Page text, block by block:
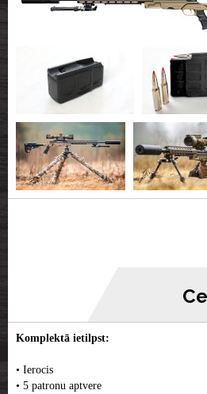
Komplektā ietilpst:
• Ierocis
• 5 patronu aptvere